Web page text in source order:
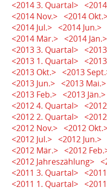
<2014 3. Quartal>
<2014 Nov.> <2014
<2014 Jul.> <2014 Jun.>
<2014 Mär.> <2014 Jän.>
<2013 3. Quartal>
<2013 1. Quartal>
<2013 Okt.> <2013
<2013 Jun.> <2013 Mai.>
<2013 Feb.> <2013 Jän.>
<2012 4. Quartal>
<2012 2. Quartal>
<2012 Nov.> <2012
<2012 Jul.> <2012 Jun.>
<2012 Mär.> <2012
<2012 Jahreszählung>
<2011 3. Quartal>
<2011 1. Quartal>